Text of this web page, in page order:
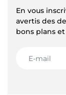
En vous
avertis des
bons plans